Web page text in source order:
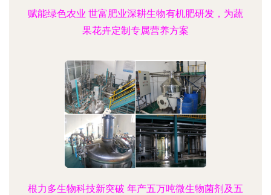
赋能绿色农业 世富肥业深耕生物有机肥研发，为蔬
果花卉定制专属营养方案
根力多生物科技新突破 年产五万吨微生物菌剂及五